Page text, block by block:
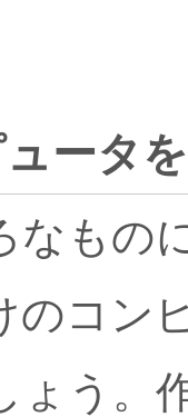
ータ
なもの
のコン
ょう。